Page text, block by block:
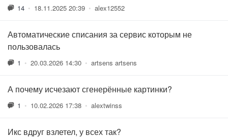
14 • 18.11.2025 20:39 • alex12552
Автоматические списания за сервис которым не
пользовалась
1 • 20.03.2026 14:30 • artsens artsens
А почему исчезают сгенерённые картинки?
1 • 10.02.2026 17:38 • alextwinss
Икс вдруг взлетел, у всех так?